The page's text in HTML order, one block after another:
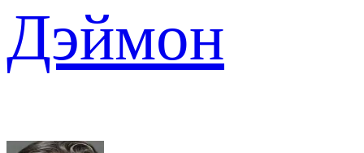
Дэймон